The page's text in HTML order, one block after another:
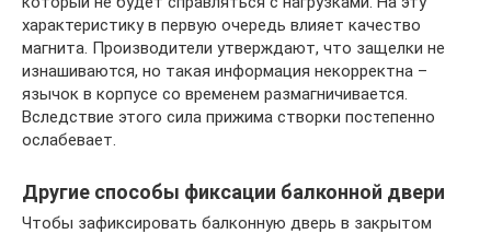
характеристику в первую очередь влияет качество
магнита. Производители утверждают, что защелки не
изнашиваются, но такая информация некорректна –
язычок в корпусе со временем размагничивается.
Вследствие этого сила прижима створки постепенно
ослабевает.
Другие способы фиксации балконной двери
Чтобы зафиксировать балконную дверь в закрытом